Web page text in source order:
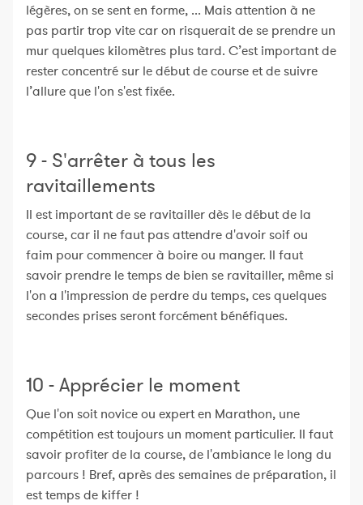
légères, on se sent en forme, ... Mais attention à ne
pas partir trop vite car on risquerait de se prendre un
mur quelques kilomètres plus tard. C’est important de
rester concentré sur le début de course et de suivre
l’allure que l'on s'est fixée.
9 - S'arrêter à tous les
ravitaillements
Il est important de se ravitailler dès le début de la
course, car il ne faut pas attendre d'avoir soif ou
faim pour commencer à boire ou manger. Il faut
savoir prendre le temps de bien se ravitailler, même si
l'on a l'impression de perdre du temps, ces quelques
secondes prises seront forcément bénéfiques.
10 - Apprécier le moment
Que l'on soit novice ou expert en Marathon, une
compétition est toujours un moment particulier. Il faut
savoir profiter de la course, de l'ambiance le long du
parcours ! Bref, après des semaines de préparation, il
est temps de kiffer !